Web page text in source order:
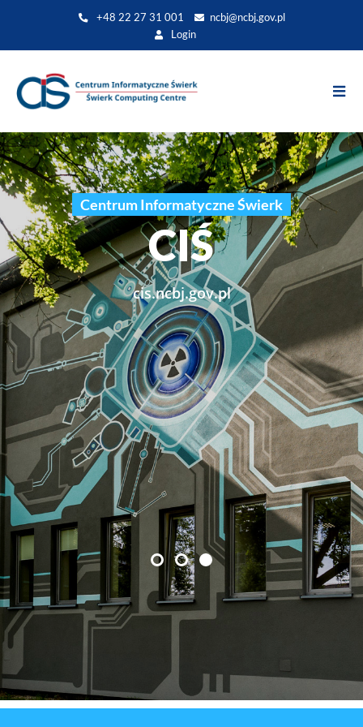
do
+48 22 27 31 001
ncbj@ncbj.gov.pl
Login
Centrum Informatyczne Świerk
CIŚ
cis.ncbj.gov.pl